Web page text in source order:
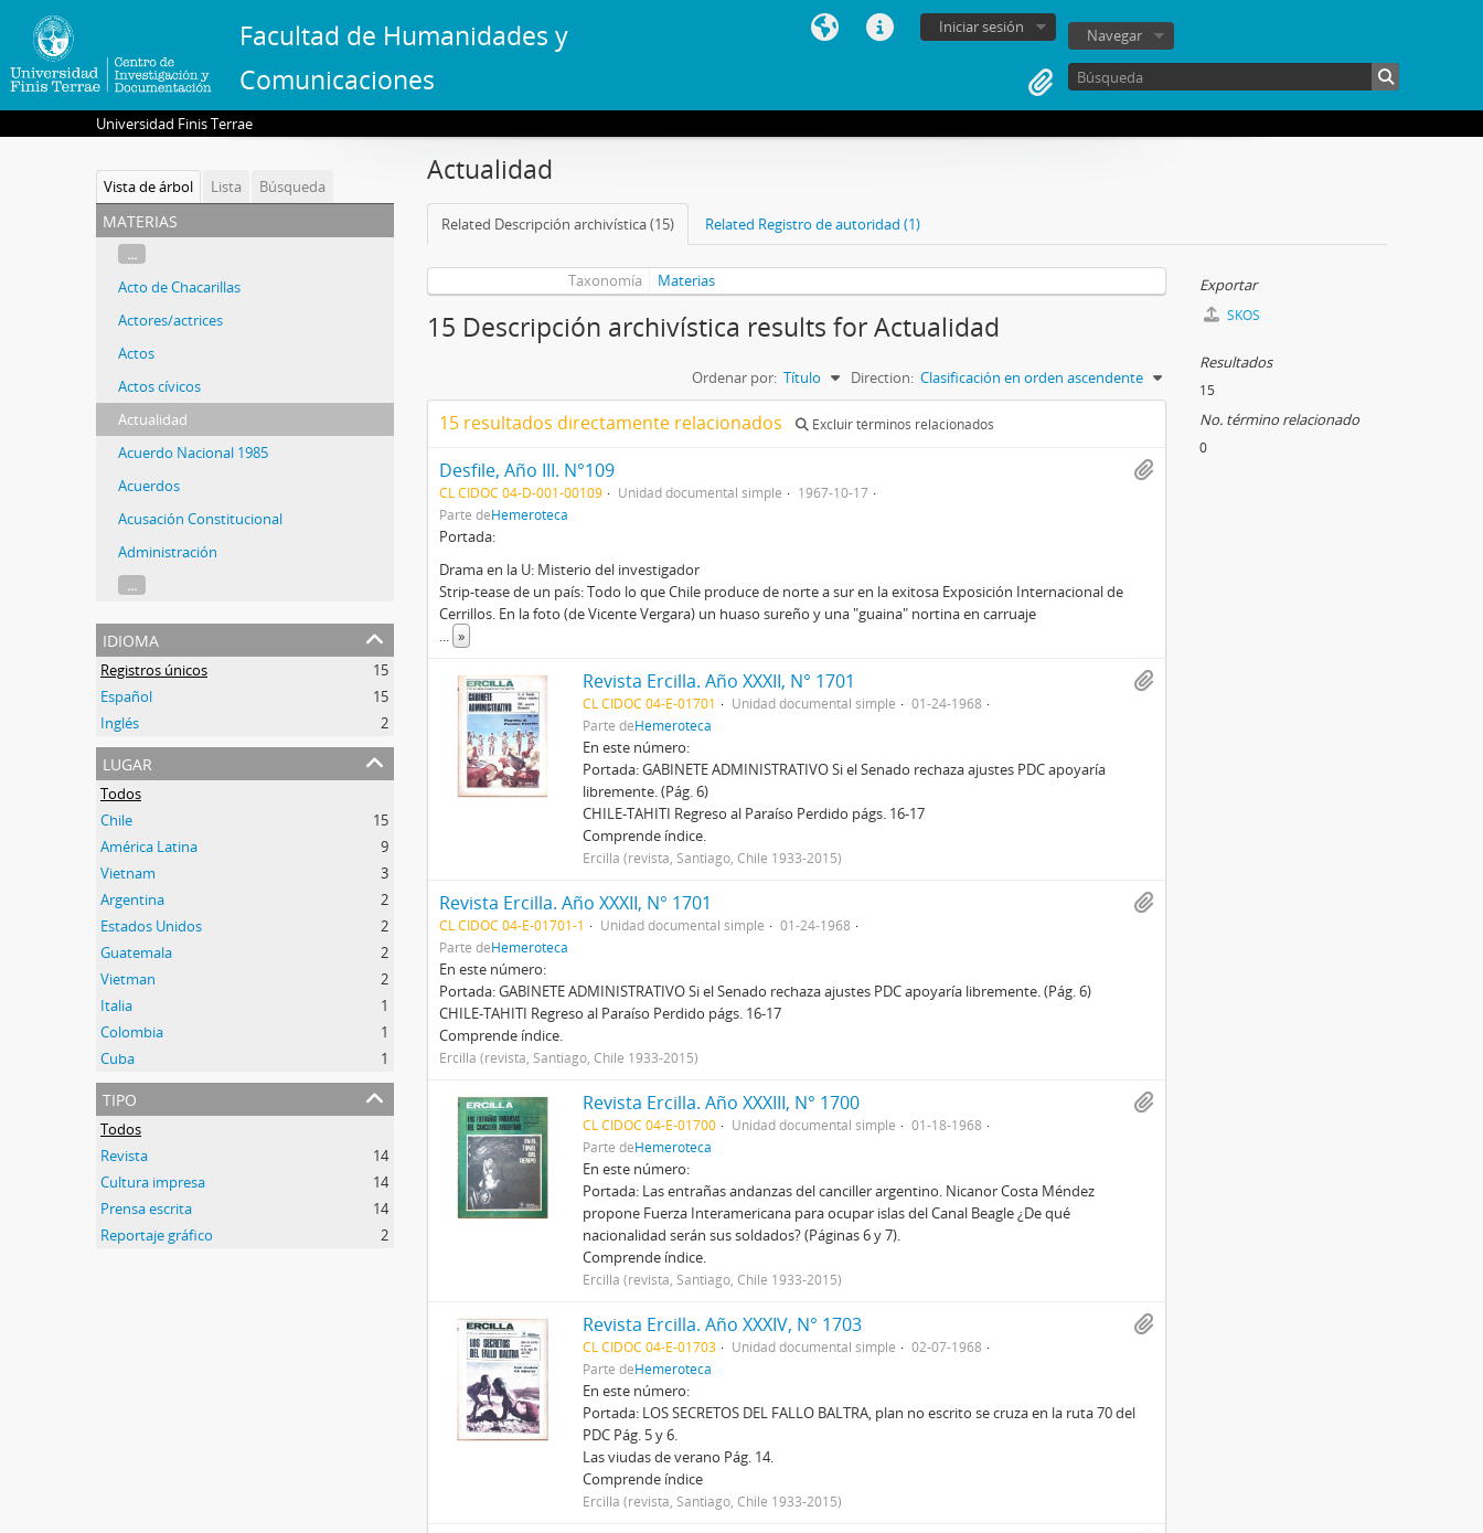
Facultad de Humanidades y
Comunicaciones
Iniciar sesión Navegar
Universidad Finis Terrae
Vista de árbol Lista Búsqueda
materias
...
Acto de Chacarillas
Actores/actrices
Actos
Actos cívicos
Actualidad
Acuerdo Nacional 1985
Acuerdos
Acusación Constitucional
Administración
...
idioma
Registros únicos
15
Español
15
Inglés
2
lugar
Todos
Chile
15
América Latina
9
Vietnam
3
Argentina
2
Estados Unidos
2
Guatemala
2
Vietman
2
Italia
1
Colombia
1
Cuba
1
tipo
Todos
Revista
14
Cultura impresa
14
Prensa escrita
14
Reportaje gráfico
2
Actualidad
Related Descripción archivística (15) Related Registro de autoridad (1)
Taxonomía Materias
15 Descripción archivística results for Actualidad
Ordenar por: Título Direction: Clasificación en orden ascendente
15 resultados directamente relacionados Excluir términos relacionados
Desfile, Año III. N°109
CL CIDOC 04-D-001-00109 Unidad documental simple
1967-10-17
Parte deHemeroteca
Portada:
Drama en la U: Misterio del investigador
Strip-tease de un país: Todo lo que Chile produce de norte a sur en la exitosa Exposición Internacional de
Cerrillos. En la foto (de Vicente Vergara) un huaso sureño y una "guaina" nortina en carruaje
... »
Revista Ercilla. Año XXXII, N° 1701
CL CIDOC 04-E-01701 Unidad documental simple
01-24-1968
Parte deHemeroteca
En este número:
Portada: GABINETE ADMINISTRATIVO Si el Senado rechaza ajustes PDC apoyaría
libremente. (Pág. 6)
CHILE-TAHITI Regreso al Paraíso Perdido págs. 16-17
Comprende índice.
Ercilla (revista, Santiago, Chile 1933-2015)
Revista Ercilla. Año XXXII, N° 1701
CL CIDOC 04-E-01701-1 Unidad documental simple
01-24-1968
Parte deHemeroteca
En este número:
Portada: GABINETE ADMINISTRATIVO Si el Senado rechaza ajustes PDC apoyaría libremente. (Pág. 6)
CHILE-TAHITI Regreso al Paraíso Perdido págs. 16-17
Comprende índice.
Ercilla (revista, Santiago, Chile 1933-2015)
Revista Ercilla. Año XXXIII, N° 1700
CL CIDOC 04-E-01700 Unidad documental simple
01-18-1968
Parte deHemeroteca
En este número:
Portada: Las entrañas andanzas del canciller argentino. Nicanor Costa Méndez
propone Fuerza Interamericana para ocupar islas del Canal Beagle ¿De qué
nacionalidad serán sus soldados? (Páginas 6 y 7).
Comprende índice.
Ercilla (revista, Santiago, Chile 1933-2015)
Revista Ercilla. Año XXXIV, N° 1703
CL CIDOC 04-E-01703 Unidad documental simple
02-07-1968
Parte deHemeroteca
En este número:
Portada: LOS SECRETOS DEL FALLO BALTRA, plan no escrito se cruza en la ruta 70 del
PDC Pág. 5 y 6.
Las viudas de verano Pág. 14.
Comprende índice
Ercilla (revista, Santiago, Chile 1933-2015)
Exportar
SKOS
Resultados
15
No. término relacionado
0